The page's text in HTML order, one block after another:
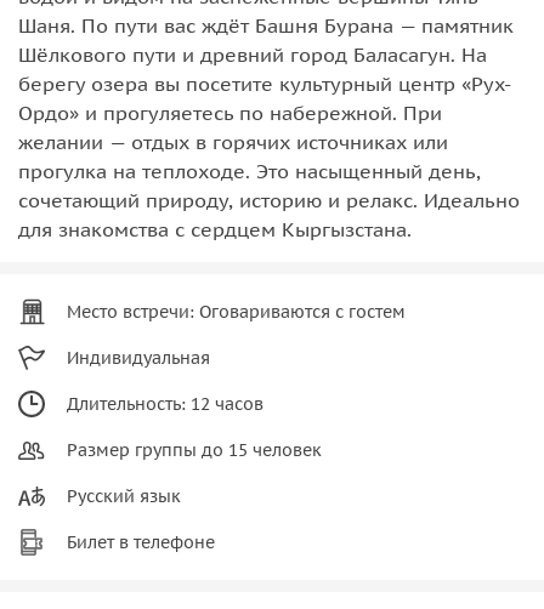
Шаня. По пути вас ждёт Башня Бурана — памятник
Шёлкового пути и древний город Баласагун. На
берегу озера вы посетите культурный центр «Рух-
Ордо» и прогуляетесь по набережной. При
желании — отдых в горячих источниках или
прогулка на теплоходе. Это насыщенный день,
сочетающий природу, историю и релакс. Идеально
для знакомства с сердцем Кыргызстана.
Место встречи: Оговариваются с гостем
Индивидуальная
Длительность: 12 часов
Размер группы до 15 человек
Русский язык
Билет в телефоне